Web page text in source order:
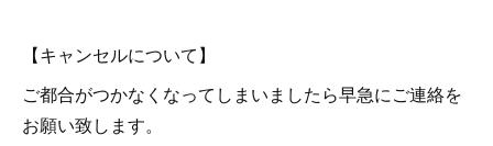
【キャンセルについて】
ご都合がつかなくなってしまいましたら早急にご連絡を
お願い致します。